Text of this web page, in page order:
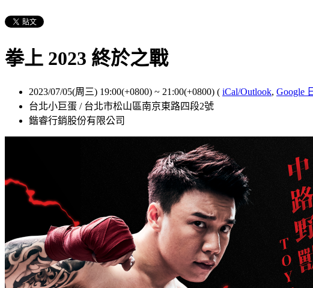
拳上 2023 終於之戰
2023/07/05(周三) 19:00(+0800) ~ 21:00(+0800) ( iCal/Outlook, Google
台北小巨蛋 / 台北市松山區南京東路四段2號
鍇睿行銷股份有限公司